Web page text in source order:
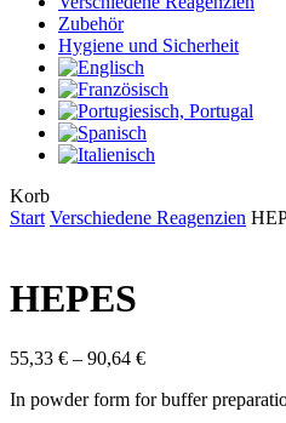
Zubehör
Hygiene und Sicherheit
KorbClose
Cart
Start Verschiedene Reagenzien
HEPES
55,33 € – 90,64 €Preisspanne:
bis
In powder form for buffer